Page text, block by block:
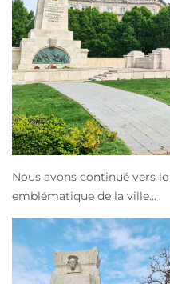
Nous avons continué vers
emblématique de la ville…